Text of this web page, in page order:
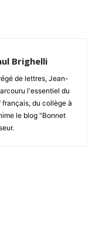
Brighelli
de lettres, Jean-
l'essentiel du
du collège à
le blog "Bonnet